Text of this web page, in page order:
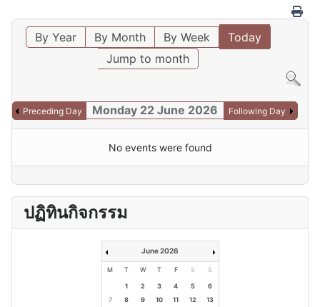
By Year By Month By Week
Today
Jump to month
Preceding Day Monday 22 June 2026 Following Day
No events were found
ปฏิทินกิจกรรม
June 2026
M T W T F S S
1 2 3 4 5
6
7
8 9 10 11 12
13